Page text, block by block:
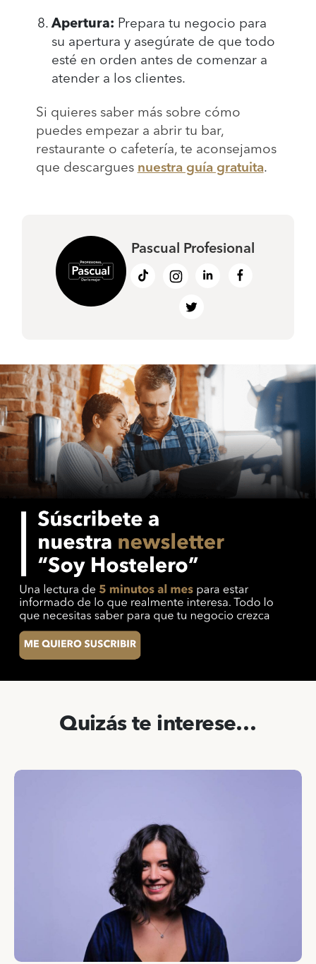
Apertura: Prepara tu negocio para
su apertura y asegúrate de que todo
esté en orden antes de comenzar a
atender a los clientes.
Si quieres saber más sobre cómo
puedes empezar a abrir tu bar,
restaurante o cafetería, te aconsejamos
que descargues nuestra guía gratuita.
Pascual Profesional
Quizás te interese…